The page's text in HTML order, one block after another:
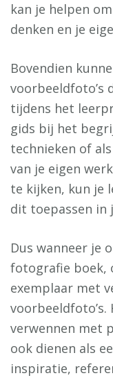
kan je helpen
denken en je
Bovendien
voorbeeldfoto’s
tijdens het
gids bij het
technieken of
van je eigen
te kijken, kun je
dit toepassen in
Dus wanneer je
fotografie boek,
exemplaar met
voorbeeldfoto’s.
verwennen met
ook dienen als
inspiratie,